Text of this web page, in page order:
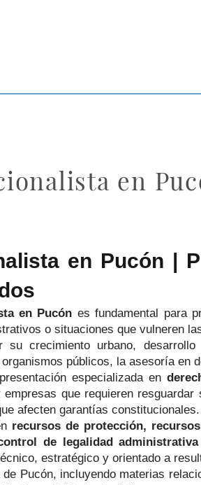
en
en Pucón |
en Pucón es fundamental para
o situaciones que vulneren
su crecimiento urbano,
públicos, la asesoría en
especializada en
que requieren
afecten garantías constitucionales.
recursos de protección,
de legalidad
estratégico y orientado a
Pucón, incluyendo materias